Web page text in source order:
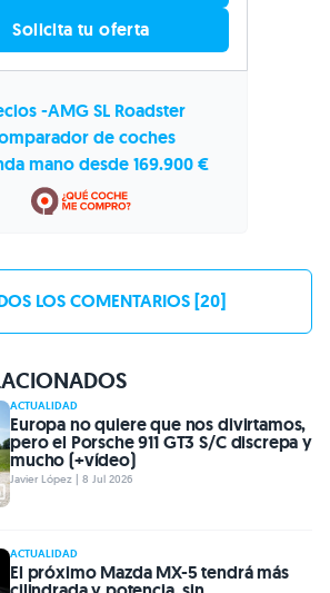
Solicita tu oferta
-AMG SL Roadster
de coches
mano desde 169.900 €
LOS COMENTARIOS [20]
ACTUALIDAD
Europa no quiere que nos divirtamos,
pero el Porsche 911 GT3 S/C discrepa y
mucho (+vídeo)
Javier López | 8 Jul 2026
ACTUALIDAD
El próximo Mazda MX-5 tendrá más